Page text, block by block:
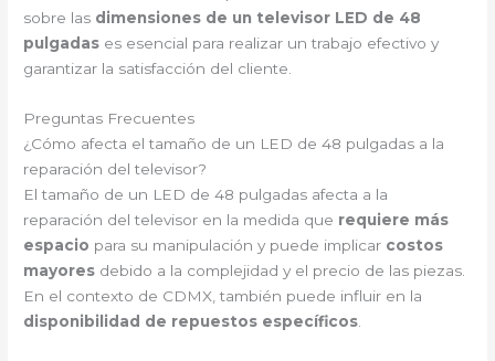
sobre las dimensiones de un televisor LED de 48
pulgadas es esencial para realizar un trabajo efectivo y
garantizar la satisfacción del cliente.
Preguntas Frecuentes
¿Cómo afecta el tamaño de un LED de 48 pulgadas a la
reparación del televisor?
El tamaño de un LED de 48 pulgadas afecta a la
reparación del televisor en la medida que requiere más
espacio para su manipulación y puede implicar costos
mayores debido a la complejidad y el precio de las piezas.
En el contexto de CDMX, también puede influir en la
disponibilidad de repuestos específicos